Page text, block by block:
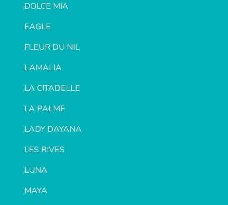
DOLCE MIA
EAGLE
FLEUR DU NIL
L’AMALIA
LA CITADELLE
LA PALME
LADY DAYANA
LES RIVES
LUNA
MAYA